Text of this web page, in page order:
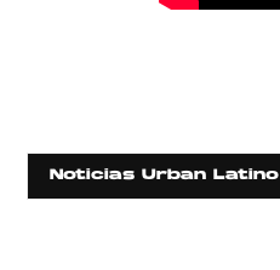
Noticias Urban Latino